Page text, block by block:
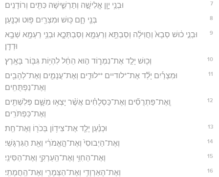
7 וּבְנֵ֥י יָוָ֖ן אֱלִישָׁ֣ה וְתַרְשִׁ֑ישָׁה כִּתִּ֖ים וְרוֹדָנִֽים׃
8 בְּנֵ֖י חָ֑ם כּ֥וּשׁ וּמִצְרַ֖יִם פּ֥וּט וּכְנָֽעַן׃
9
וּבְנֵ֣י כ֔וּשׁ סְבָא֙ וַחֲוִילָ֔ה וְסַבְתָּ֥א וְרַעְמָ֖א וְסַבְתְּכָ֑א וּבְנֵ֥י רַעְמָ֖א שְׁבָ֥א
וּדְדָֽן׃
10 וְכ֖וּשׁ יָלַ֣ד אֶת־נִמְר֑וֹד ה֣וּא הֵחֵ֔ל לִהְי֥וֹת גִּבּ֖וֹר בָּאָֽרֶץ׃
11
וּמִצְרַ֡יִם יָלַ֞ד אֶת־*לודיים **לוּדִ֧ים וְאֶת־עֲנָמִ֛ים וְאֶת־לְהָבִ֖ים
וְאֶת־נַפְתֻּחִֽים׃
12
וְֽאֶת־פַּתְרֻסִ֞ים וְאֶת־כַּסְלֻחִ֗ים אֲשֶׁ֨ר יָצְא֥וּ מִשָּׁ֛ם פְּלִשְׁתִּ֖ים
וְאֶת־כַּפְתֹּרִֽים׃
13 וּכְנַ֗עַן יָלַ֛ד אֶת־צִיד֥וֹן בְּכֹר֖וֹ וְאֶת־חֵֽת׃
14 וְאֶת־הַיְבוּסִי֙ וְאֶת־הָ֣אֱמֹרִ֔י וְאֵ֖ת הַגִּרְגָּשִֽׁי׃
15 וְאֶת־הַחִוִּ֥י וְאֶת־הַֽעַרְקִ֖י וְאֶת־הַסִּינִֽי׃
16 וְאֶת־הָאַרְוָדִ֥י וְאֶת־הַצְּמָרִ֖י וְאֶת־הַֽחֲמָתִֽי׃